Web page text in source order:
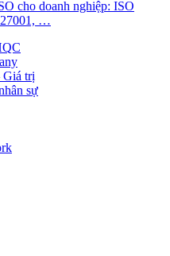
Giá trị
sự